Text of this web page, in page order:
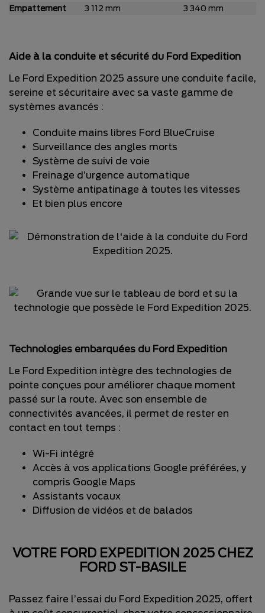
Empattement 3 112 mm 3 340 mm
Aide à la conduite et sécurité du Ford Expedition
Le Ford Expedition 2025 assure une conduite facile,
sereine et sécuritaire avec sa vaste gamme de
systèmes avancés :
Conduite mains libres Ford BlueCruise
Surveillance des angles morts
Système de suivi de voie
Freinage d’urgence automatique
Système antipatinage à toutes les vitesses
Et bien plus encore
Technologies embarquées du Ford Expedition
Le Ford Expedition intègre des technologies de
pointe conçues pour améliorer chaque moment
passé sur la route. Avec son ensemble de
connectivités avancées, il permet de rester en
contact en tout temps :
Wi-Fi intégré
Accès à vos applications Google préférées, y
compris Google Maps
Assistants vocaux
Diffusion de vidéos et de balados
VOTRE FORD EXPEDITION 2025 CHEZ
FORD ST-BASILE
Passez faire l’essai du Ford Expedition 2025, offert